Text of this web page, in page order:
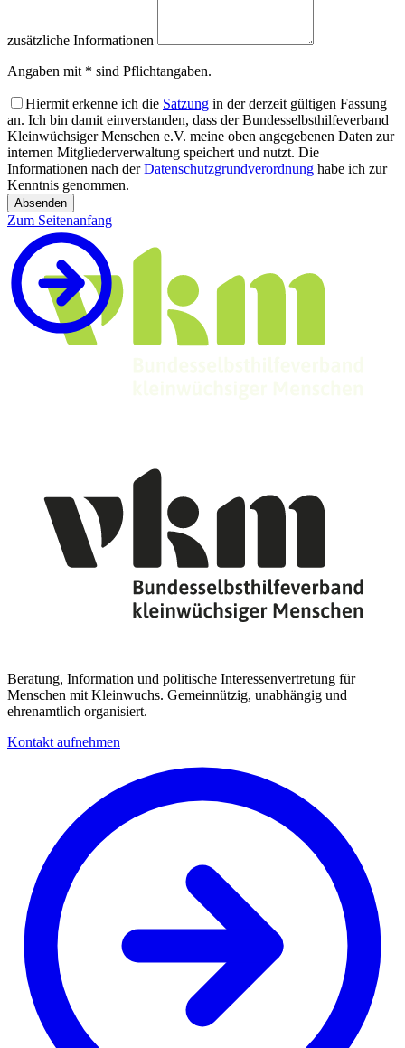
zusätzliche Informationen
Angaben mit * sind Pflichtangaben.
Hiermit erkenne ich die Satzung in der derzeit gültigen Fassung
an. Ich bin damit einverstanden, dass der Bundesselbsthilfeverband
Kleinwüchsiger Menschen e.V. meine oben angegebenen Daten zur
internen Mitgliederverwaltung speichert und nutzt. Die
Informationen nach derDatenschutzgrundverordnung habe ich zur
Kenntnis genommen.
Absenden
Zum Seitenanfang
Beratung, Information und politische Interessenvertretung für
Menschen mit Kleinwuchs. Gemeinnützig, unabhängig und
ehrenamtlich organisiert.
Kontakt aufnehmen